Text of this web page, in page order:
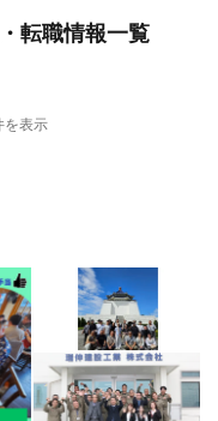
転職情報一覧
を表示